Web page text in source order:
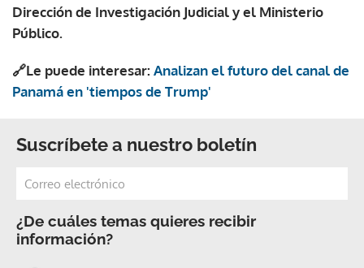
Dirección de Investigación Judicial y el Ministerio
Público.
🔗Le puede interesar: Analizan el futuro del canal de
Panamá en 'tiempos de Trump'
Suscríbete a nuestro boletín
¿De cuáles temas quieres recibir
información?